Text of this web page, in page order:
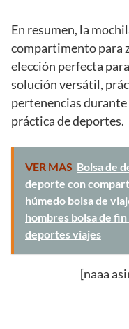
En resumen, la
compartimento para
elección perfecta
solución versátil,
pertenencias
práctica de deportes.
VER MAS Bolsa de
deporte con
húmedo bolsa de
hombres bolsa de
deportes viajes
[naaa